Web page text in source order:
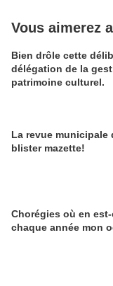
Vous aimerez
Bien drôle cette
délégation de la
patrimoine culturel.
La revue municipale
blister mazette!
Chorégies où en
chaque année mon